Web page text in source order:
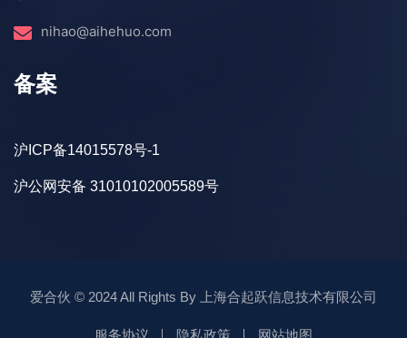
nihao@aihehuo.com
备案
沪ICP备14015578号-1
沪公网安备 31010102005589号
爱合伙 © 2024 All Rights By 上海合起跃信息技术有限公司